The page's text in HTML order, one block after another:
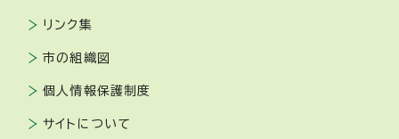
リンク集
市の組織図
個人情報保護制度
サイトについて